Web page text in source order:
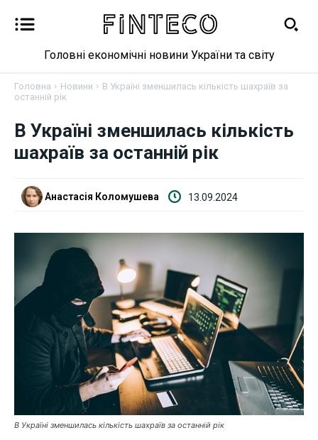
Новини
Бізнес
Фінанси
Валютний ринок
Криптовалюта
Робота і освіта
Публікації
ФОП
Курс валют
Головні економічні новини України та світу
Головна Новини
В Україні зменшилась кількість шахраїв за
останній рік
В Україні зменшилась кількість
шахраїв за останній рік
Анастасія Коломушева 13.09.2024
В Україні зменшилась кількість шахраїв за останній рік